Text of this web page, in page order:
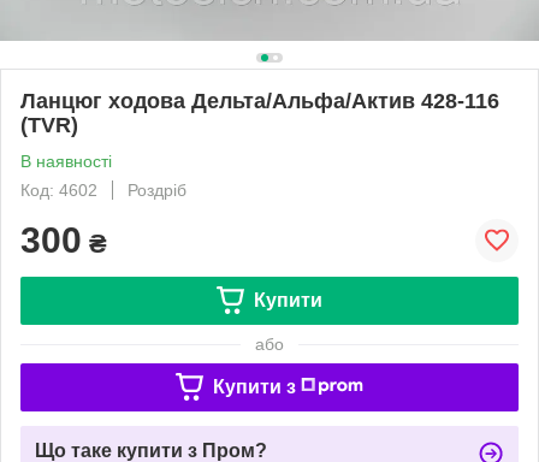
Ланцюг ходова Дельта/Альфа/Актив 428-116
(TVR)
В наявності
Код: 4602
Роздріб
300 ₴
Купити
або
Купити з
Що таке купити з Пром?